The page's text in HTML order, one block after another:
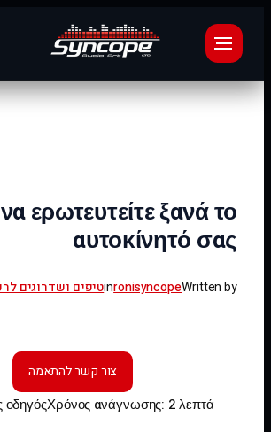
לדלג
ερωτευτείτε ξανά το
αυτοκίνητό σας
Written by
ronisyncope
inטיפים ושדרוגים
οδηγόςΧρόνος ανάγνωσης: 2 λεπτά